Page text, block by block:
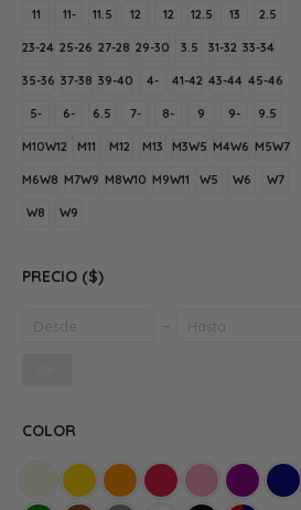
11 11- 11.5 12 12 12.5 13 2.5
23-24 25-26 27-28 29-30 3.5 31-32 33-34
35-36 37-38 39-40 4- 41-42 43-44 45-46
5- 6- 6.5 7- 8- 9 9- 9.5
M10W12 M11 M12 M13 M3W5 M4W6 M5W7
M6W8 M7W9 M8W10 M9W11 W5 W6 W7
W8 W9
PRECIO ($)
COLOR